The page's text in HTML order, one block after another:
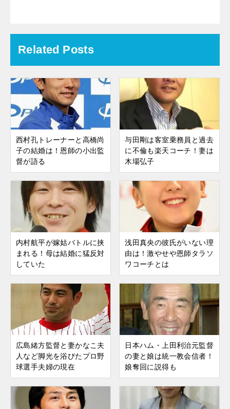
Related Posts
西村孔トレーナーと高橋尚
子の結婚は！恩師の小出監
督が語る
与田剛は客室乗務員と過去
に不倫も楽天コーチ！妻は
木場弘子
内村航平が嫁姑バトルに挟
まれる！母は結婚に猛反対
していた
浅田真央の彼氏がいない理
由は！激やせや恩師タラソ
ワコーチとは
広島緒方監督と妻かなこ夫
人など脚光を浴びたプロ野
球選手夫婦の現在
日本ハム・上田利治元監督
の妻と娘は統一教会信者！
娘奪回に説得も